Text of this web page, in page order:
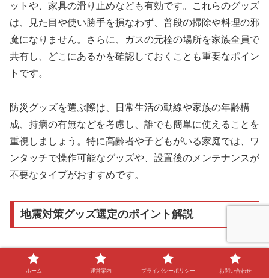
ットや、家具の滑り止めなども有効です。これらのグッズ
は、見た目や使い勝手を損なわず、普段の掃除や料理の邪
魔になりません。さらに、ガスの元栓の場所を家族全員で
共有し、どこにあるかを確認しておくことも重要なポイン
トです。
防災グッズを選ぶ際は、日常生活の動線や家族の年齢構
成、持病の有無などを考慮し、誰でも簡単に使えることを
重視しましょう。特に高齢者や子どもがいる家庭では、ワ
ンタッチで操作可能なグッズや、設置後のメンテナンスが
不要なタイプがおすすめです。
地震対策グッズ選定のポイント解説
地震対策グッズを選ぶ際は、ガス地震対策を含めて「安全
性」「使いやすさ」「設置のしやすさ」「継続的な管理の
ホーム 運営案内 プライバシーポリシー お問い合わせ